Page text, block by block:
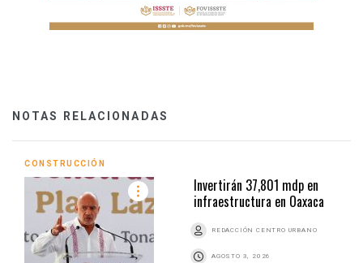
NOTAS RELACIONADAS
CONSTRUCCIÓN
Invertirán 37,801 mdp en
infraestructura en Oaxaca
REDACCIÓN CENTRO URBANO
AGOSTO 3, 2026